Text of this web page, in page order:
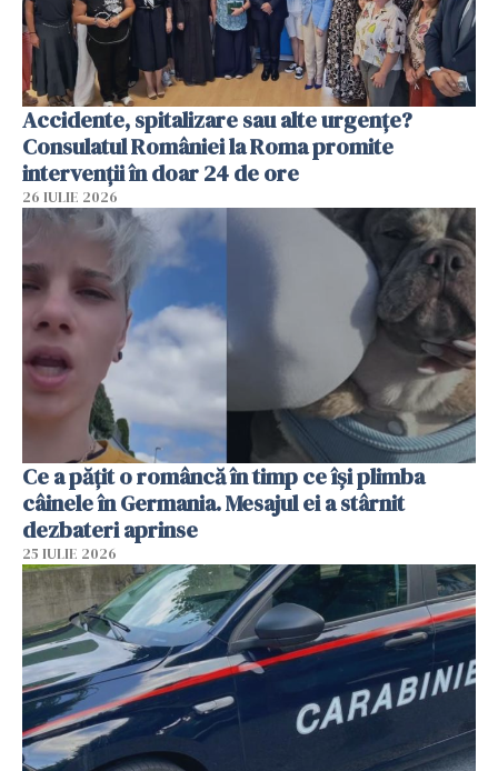
Accidente, spitalizare sau alte urgențe?
Consulatul României la Roma promite
intervenții în doar 24 de ore
26 IULIE 2026
Ce a pățit o româncă în timp ce își plimba
câinele în Germania. Mesajul ei a stârnit
dezbateri aprinse
25 IULIE 2026